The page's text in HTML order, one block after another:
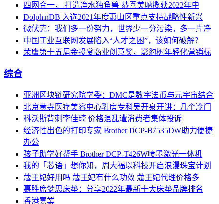
四网合一， 打造净水独角兽 恭喜美呐揽获2022年中
DolphinDB 入选2021年度萧山区重点支持战略性新兴
微伏克：我们多一份努力，世界少一分污染，多一片净
中国工业互联网发展陷入“人才之困”，该如何破解？
荣膺第十五届金投赏商业创意奖，影豹树年轻化营销标
综合
亚洲区块链研究院学委：DMC是数字法币与元宇宙结合
北京黄寺医疗美容中心乳房专科吴开泉开讲：几个冷门
科沃斯背刺李佳琦 价格混乱遭消费者集体投诉
经济性出色的打印专家 Brother DCP-B7535DW助力便捷
办公
孩子助学好帮手 Brother DCP-T426W喷墨激光一体机
我的「芯语」想你知，周大福以科技开启浪漫珠宝计划
蔻王妃好用吗 蔻王妃有什么功效 蔻王妃代理价格多
慕胜席梦思床垫：分享2022年最新十大床垫品牌排名
香港嘉業